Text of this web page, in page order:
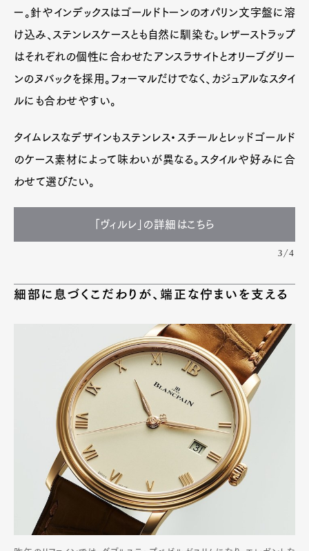
ー。針やインデックスはゴールドトーンのオパリン文字盤に溶
け込み、ステンレスケースとも自然に馴染む。レザーストラップ
はそれぞれの個性に合わせたアンスラサイトとオリーブグリー
ンのヌバックを採用。フォーマルだけでなく、カジュアルなスタイ
ルにも合わせやすい。
タイムレスなデザインもステンレス・スチールとレッドゴールド
のケース素材によって味わいが異なる。スタイルや好みに合
わせて選びたい。
「ヴィルレ」の詳細はこちら
3/4
細部に息づくこだわりが、端正な佇まいを支える